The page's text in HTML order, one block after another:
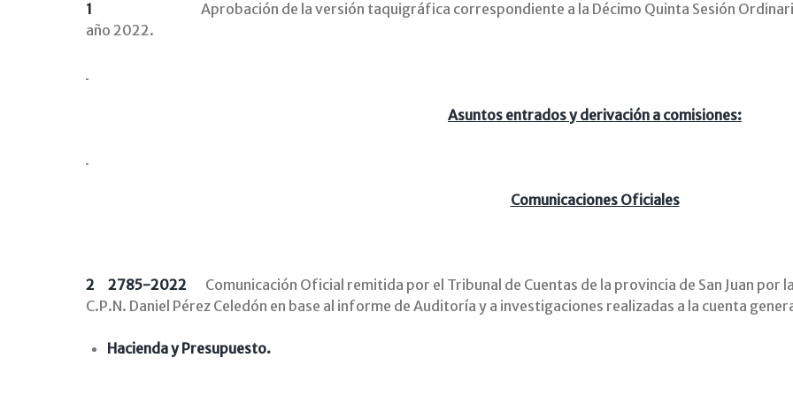
1 Aprobación de la versión taquigráfica correspondiente a la Décimo Quinta Sesión
año 2022.
Asuntos entrados y derivación a comisiones:
Comunicaciones Oficiales
2 2785-2022 Comunicación Oficial remitida por el Tribunal de Cuentas de la provincia de San Juan por
C.P.N. Daniel Pérez Celedón en base al informe de Auditoría y a investigaciones realizadas a la cuenta
Hacienda y Presupuesto.